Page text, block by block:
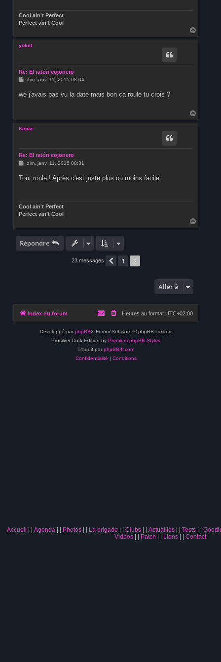
Cool ain't Perfect
Perfect ain't Cool
a
yoket
Re: El ratón cojonero
M
s
s
dim. janv. 11, 2015 08:04
wé j'avais pas vu la date mais bon ca roule tu crois ?
a
Kanar
Re: El ratón cojonero
M
s
dim. janv. 11, 2015 08:31
Tout roule ! Après c'est juste plus ou moins facile.
Cool ain't Perfect
Perfect ain't Cool
a
Répondre
23 messages Précédente
1 2
Aller à
Index du forum Heures au format UTC+02:00
Développé par phpBB® Forum Software © phpBB Limited
Prosilver Dark Edition by Premium phpBB Styles
Traduit par phpBB-fr.com
Confidentialité
Conditions
Accueil Agenda| Photos| La brigade Clubs| Actualités| Tests|
Vidéos| Patch Liens| Contact